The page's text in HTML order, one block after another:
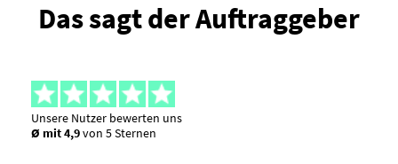
Das sagt der Auftraggeber
Unsere Nutzer bewerten uns
Ø mit 4,9von 5 Sternen